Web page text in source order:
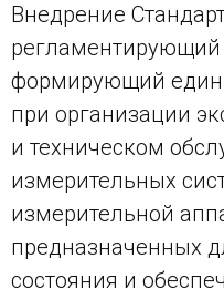
Внедрение
регламентирующий
формирующий
при организации
и техническом
измерительных
измерительной
предназначенных
состояния и